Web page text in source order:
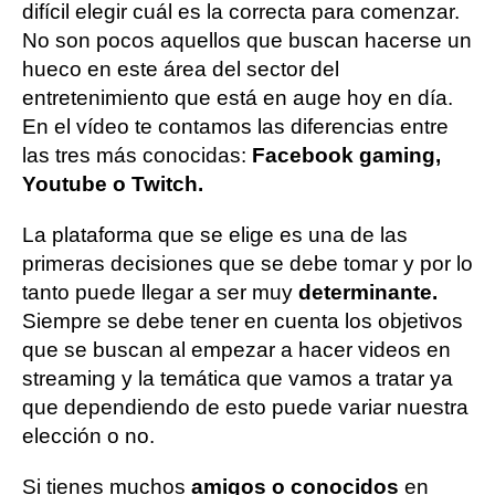
difícil elegir cuál es la correcta para comenzar.
No son pocos aquellos que buscan hacerse un
hueco en este área del sector del
entretenimiento que está en auge hoy en día.
En el vídeo te contamos las diferencias entre
las tres más conocidas: Facebook gaming,
Youtube o Twitch.
La plataforma que se elige es una de las
primeras decisiones que se debe tomar y por lo
tanto puede llegar a ser muy determinante.
Siempre se debe tener en cuenta los objetivos
que se buscan al empezar a hacer videos en
streaming y la temática que vamos a tratar ya
que dependiendo de esto puede variar nuestra
elección o no.
Si tienes muchos amigos o conocidos en